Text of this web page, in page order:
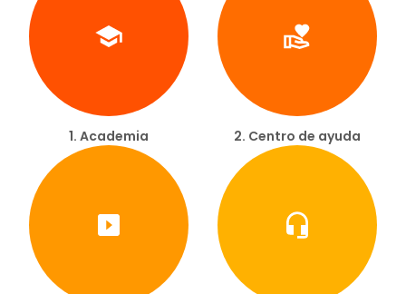
1. Academia 2. Centro de ayuda